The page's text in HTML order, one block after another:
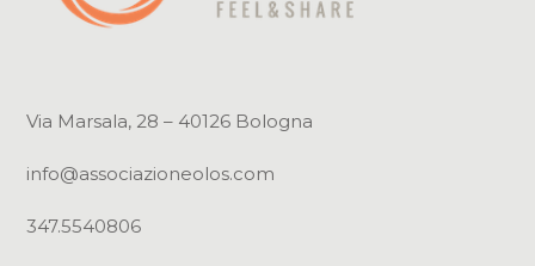
Via Marsala, 28 – 40126 Bologna
info@associazioneolos.com
347.5540806